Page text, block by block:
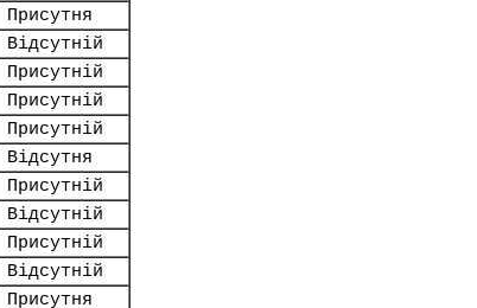
Присутня
Відсутній
Присутній
Присутній
Присутній
Відсутня
Присутній
Відсутній
Присутній
Відсутній
Присутня